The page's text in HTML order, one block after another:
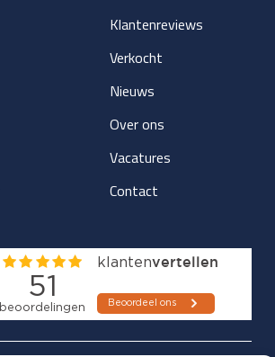
Klantenreviews
Verkocht
Nieuws
Over ons
Vacatures
Contact